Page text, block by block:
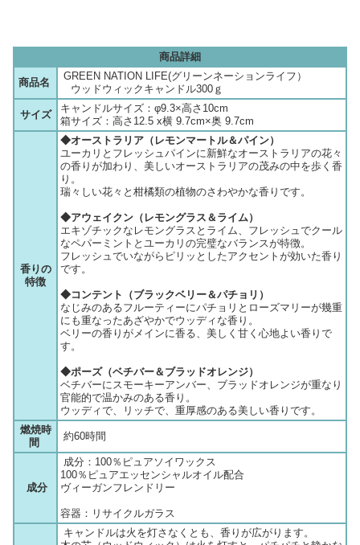
商品詳細
商品名
GREEN NATION LIFE(グリーンネーションライフ）
ウッドウィックキャンドル300ｇ
サイズ
キャンドルサイズ：φ9.3×高さ10cm
箱サイズ：高さ12.5 x横 9.7cm×奥 9.7cm
香りの
特徴
◆オーストラリア（レモンマートル＆パイン）
ユーカリとフレッシュパインに新鮮なオーストラリアの花々
の香りが加わり、美しいオーストラリアの茂みの中を歩く香
り。
瑞々しい花々と柑橘類の植物のさわやかな香りです。
◆アウェイクン（レモングラス＆ライム）
エキゾチックなレモングラスとライム、フレッシュでクール
なペパーミントとユーカリの完璧なバランスが特徴。
フレッシュでいながらピリッとしたアクセントが効いた香り
です。
◆コンテント（ブラックベリー＆パチョリ）
なじみのあるフルーティーにパチョリとローズマリーが幾重
にも重なったあざやかでウッディな香り。
ベリーの香りがメインに香る、美しく甘く心地よい香りで
す。
◆ポーズ（ベチバー＆ブラッドオレンジ）
ベチバーにスモーキーアンバー、ブラッドオレンジが重なり
官能的で温かみのある香り。
ウッディで、リッチで、重厚感のある美しい香りです。
燃焼時
間
約60時間
成分
成分：100％ピュアソイワックス
100％ピュアエッセンシャルオイル配合
ヴィーガンフレンドリー
容器：リサイクルガラス
キャンドルは火を灯さなくとも、香りが広がります。